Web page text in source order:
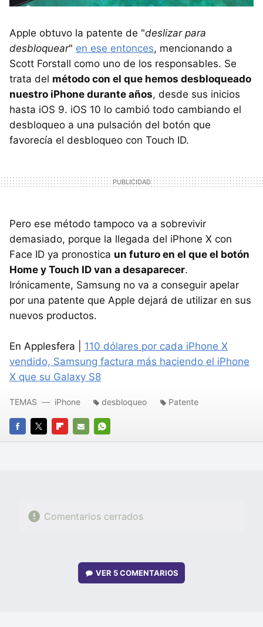
Apple obtuvo la patente de "deslizar para
desbloquear" en ese entonces, mencionando a
Scott Forstall como uno de los responsables. Se
trata del método con el que hemos desbloqueado
nuestro iPhone durante años, desde sus inicios
hasta iOS 9. iOS 10 lo cambió todo cambiando el
desbloqueo a una pulsación del botón que
favorecía el desbloqueo con Touch ID.
Pero ese método tampoco va a sobrevivir
demasiado, porque la llegada del iPhone X con
Face ID ya pronostica un futuro en el que el botón
Home y Touch ID van a desaparecer.
Irónicamente, Samsung no va a conseguir apelar
por una patente que Apple dejará de utilizar en sus
nuevos productos.
En Applesfera | 110 dólares por cada iPhone X
vendido, Samsung factura más haciendo el iPhone
X que su Galaxy S8
FACEBOOK
TWITTERFLIPBOARD
E-
WHATSAPP
TEMAS iPhone desbloqueo Patente
Comentarios cerrados
VER 5 COMENTARIOS